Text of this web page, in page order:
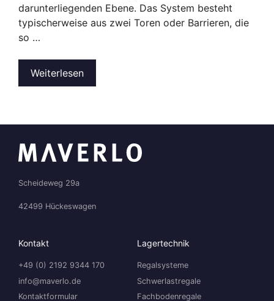
darunterliegenden Ebene. Das System besteht
typischerweise aus zwei Toren oder Barrieren, die
so …
Weiterlesen
Scheideweg 29a
42499 Hückeswagen
Kontakt
+49 (0) 2192 9344 170
info@maverlo.de
Kontaktformular
Lagertechnik
Regalsysteme
Schwerlastregale
Fachbodenregale